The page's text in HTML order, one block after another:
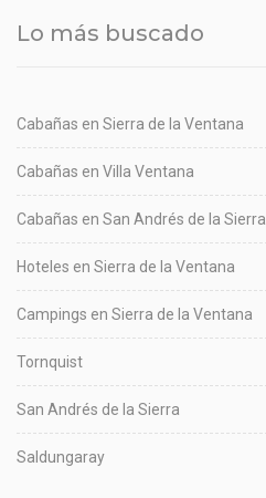
Lo más buscado
Cabañas en Sierra de la Ventana
Cabañas en Villa Ventana
Cabañas en San Andrés de la Sierra
Hoteles en Sierra de la Ventana
Campings en Sierra de la Ventana
Tornquist
San Andrés de la Sierra
Saldungaray